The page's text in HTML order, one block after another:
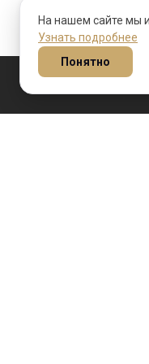
На нашем сайте мы
Узнать подробнее
Понятно